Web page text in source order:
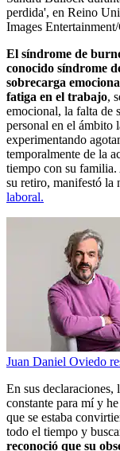
perdida', en Reino
Images
El síndrome de
conocido síndrome
sobrecarga
fatiga en el trabajo,
emocional, la falta de
personal en el ámbito
experimentando
temporalmente de la
tiempo con su
su retiro, manifestó la
laboral.
Juan Daniel Oviedo
En sus declaraciones,
constante para mí y
que se estaba
todo el tiempo y
reconoció que su